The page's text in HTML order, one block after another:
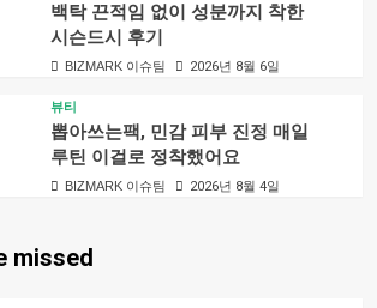
백탁 끈적임 없이 성분까지 착한
시슨드시 후기
BIZMARK 이슈팀 2026년 8월 6일
뷰티
뽑아쓰는팩, 민감 피부 진정 매일
루틴 이걸로 정착했어요
BIZMARK 이슈팀 2026년 8월 4일
missed